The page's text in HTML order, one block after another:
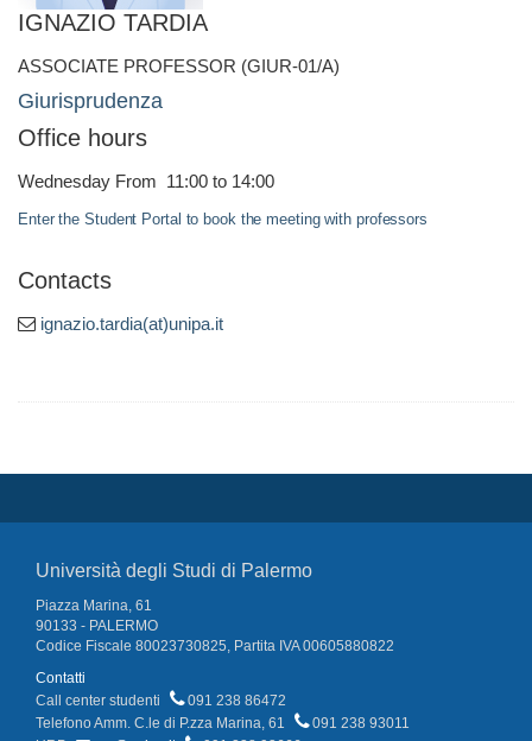
IGNAZIO TARDIA
ASSOCIATE PROFESSOR (GIUR-01/A)
Giurisprudenza
Office hours
Wednesday From 11:00 to 14:00
Enter the Student Portal to book the meeting with professors
Contacts
ignazio.tardia(at)unipa.it
Università degli Studi di Palermo
Piazza Marina, 61
90133 - PALERMO
Codice Fiscale 80023730825, Partita IVA 00605880822
Contatti
Call center studenti
091 238 86472
Telefono Amm. C.le di P.zza Marina, 61
091 238 93011